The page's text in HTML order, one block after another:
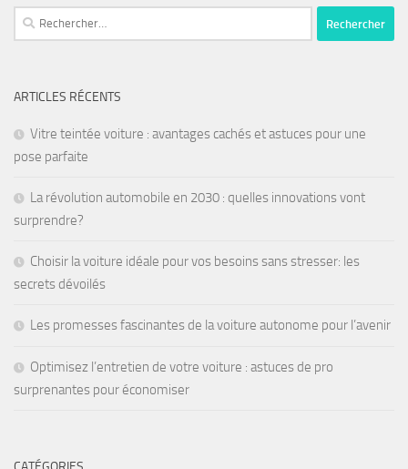
ARTICLES RÉCENTS
Vitre teintée voiture : avantages cachés et astuces pour une
pose parfaite
La révolution automobile en 2030 : quelles innovations vont
surprendre?
Choisir la voiture idéale pour vos besoins sans stresser: les
secrets dévoilés
Les promesses fascinantes de la voiture autonome pour l’avenir
Optimisez l’entretien de votre voiture : astuces de pro
surprenantes pour économiser